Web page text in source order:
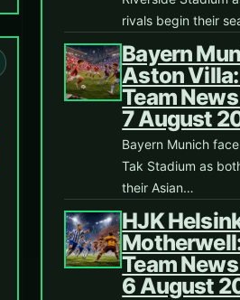
rivals begin their
Bayern
Aston
Team News
7 August
Bayern Munich
Tak Stadium as
their Asian…
HJK
Team News
6 August